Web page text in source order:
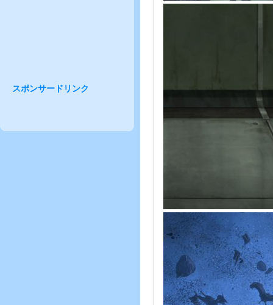
スポンサードリンク